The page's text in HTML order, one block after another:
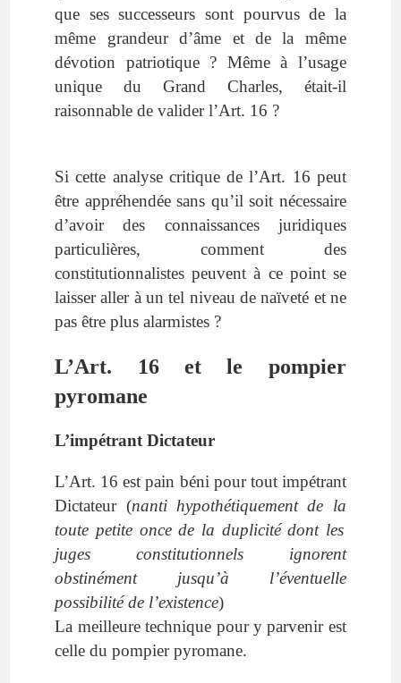
que ses successeurs sont pourvus de la
même grandeur d’âme et de la même
dévotion patriotique ? Même à l’usage
unique du Grand Charles, était-il
raisonnable de valider l’Art. 16 ?
Si cette analyse critique de l’Art. 16 peut
être appréhendée sans qu’il soit nécessaire
d’avoir des connaissances juridiques
particulières, comment des
constitutionnalistes peuvent à ce point se
laisser aller à un tel niveau de naïveté et ne
pas être plus alarmistes ?
L’Art. 16 et le pompier
pyromane
L’impétrant Dictateur
L’Art. 16 est pain béni pour tout impétrant
Dictateur (nanti hypothétiquement de la
toute petite once de la duplicité dont les
juges constitutionnels ignorent
obstinément jusqu’à l’éventuelle
possibilité de l’existence)
La meilleure technique pour y parvenir est
celle du pompier pyromane.